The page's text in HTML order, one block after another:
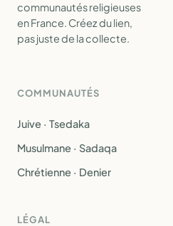
communautés religieuses
en France. Créez du lien,
pas juste de la collecte.
COMMUNAUTÉS
Juive · Tsedaka
Musulmane · Sadaqa
Chrétienne · Denier
LÉGAL